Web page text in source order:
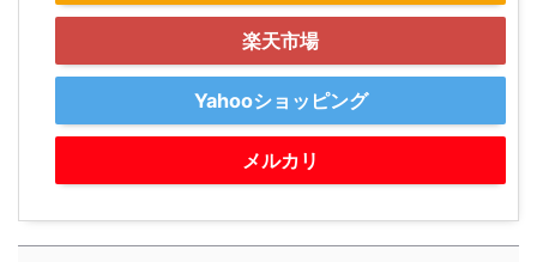
楽天市場
Yahooショッピング
メルカリ